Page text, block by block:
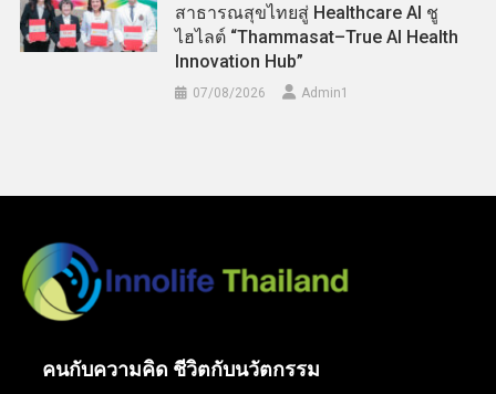
สาธารณสุขไทยสู่ Healthcare AI ชู
ไฮไลต์ “Thammasat–True AI Health
Innovation Hub”
07/08/2026 Admin​1
คนกับความคิด ชีวิตกับนวัตกรรม